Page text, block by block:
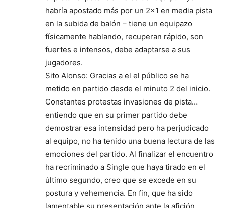
habría apostado más por un 2×1 en media pista
en la subida de balón – tiene un equipazo
físicamente hablando, recuperan rápido, son
fuertes e intensos, debe adaptarse a sus
jugadores.
Sito Alonso: Gracias a el el público se ha
metido en partido desde el minuto 2 del inicio.
Constantes protestas invasiones de pista…
entiendo que en su primer partido debe
demostrar esa intensidad pero ha perjudicado
al equipo, no ha tenido una buena lectura de las
emociones del partido. Al finalizar el encuentro
ha recriminado a Single que haya tirado en el
último segundo, creo que se excede en su
postura y vehemencia. En fin, que ha sido
lamentable su presentación ante la afición